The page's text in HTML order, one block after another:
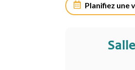
Planifiez une